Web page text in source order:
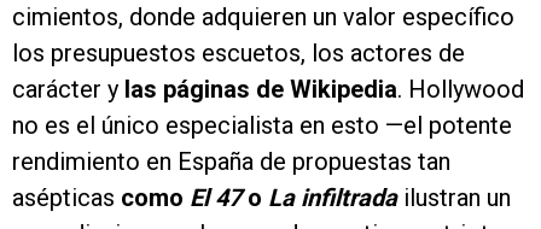
cimientos, donde adquieren un valor específico
los presupuestos escuetos, los actores de
carácter y las páginas de Wikipedia. Hollywood
no es el único especialista en esto —el potente
rendimiento en España de propuestas tan
asépticas como El 47o La infiltradailustran un